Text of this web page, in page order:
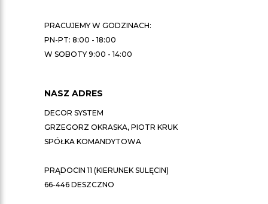
PRACUJEMY W GODZINACH:
PN-PT: 8:00 - 18:00
W SOBOTY 9:00 - 14:00
NASZ ADRES
DECOR SYSTEM
GRZEGORZ OKRASKA, PIOTR KRUK
SPÓŁKA KOMANDYTOWA
PRĄDOCIN 11 (KIERUNEK SULĘCIN)
66-446 DESZCZNO